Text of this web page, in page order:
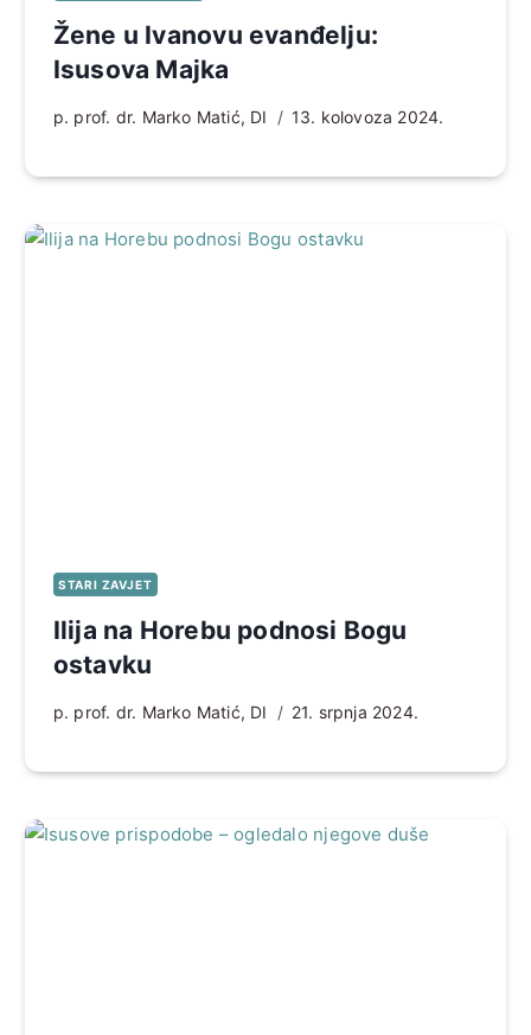
Žene u Ivanovu evanđelju:
Isusova Majka
p. prof. dr. Marko Matić, DI 13. kolovoza 2024.
STARI ZAVJET
Ilija na Horebu podnosi Bogu
ostavku
p. prof. dr. Marko Matić, DI 21. srpnja 2024.